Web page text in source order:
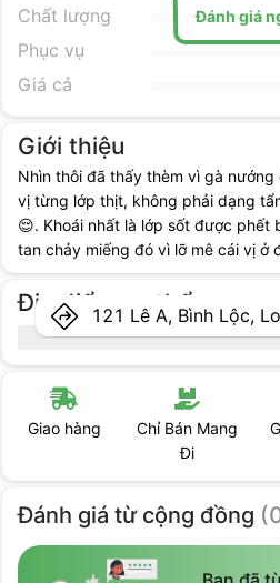
Đánh giá
Chất lượng
Phục vụ
Giá cả
Giới thiệu
Nhìn thôi đã thấy thèm vì gà
vị từng lớp thịt, không phải dạng
😌. Khoái nhất là lớp sốt được phết
tan chảy miếng đó vì lỡ mê cái vị ở
Địa điểm cụ thể
121 Lê A, Bình Lộc,
Giao hàng
Chỉ Bán Mang
Đi
Đánh giá từ cộng đồng (